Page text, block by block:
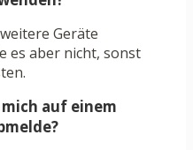
Geräte
es aber nicht, sonst
auf einem